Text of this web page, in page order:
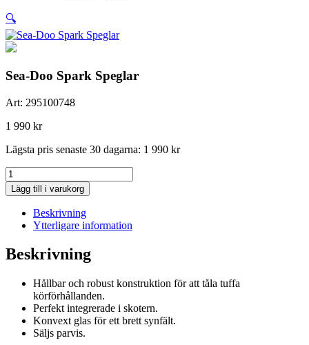
🔍
Sea-Doo Spark Speglar
Art: 295100748
1 990 kr
Lägsta pris senaste 30 dagarna: 1 990 kr
Sea-
Doo
Spark
Speglar
mängd
Lägg till i varukorg
Beskrivning
Ytterligare information
Beskrivning
Hållbar och robust konstruktion för att tåla tuffa
körförhållanden.
Perfekt integrerade i skotern.
Konvext glas för ett brett synfält.
Säljs parvis.